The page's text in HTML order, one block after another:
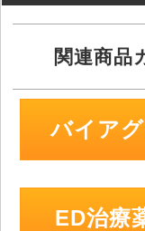
関連商品
バイア
ED治療